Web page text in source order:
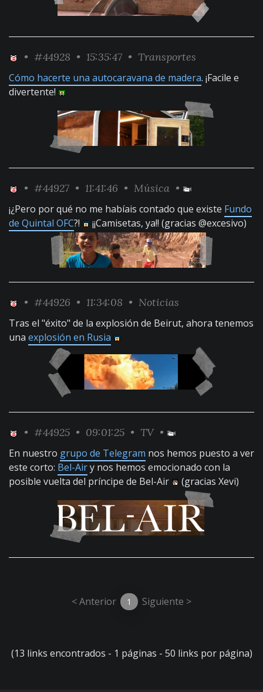
• #44928 • 15:35:47 • Transportes
Cómo hacerte una autocaravana de madera. ¡Facile e
divertente!
• #44927 • 11:41:46 • Música •
¡¿Pero por qué no me habíais contado que existe Fundo
de Quintal OFC?! ¡¡Camisetas, ya!! (gracias @excesivo)
• #44926 • 11:34:08 • Noticias
Tras el "éxito" de la explosión de Beirut, ahora tenemos
una explosión en Rusia
• #44925 • 09:01:25 • TV•
En nuestro grupo de Telegram nos hemos puesto a ver
este corto: Bel-Airy nos hemos emocionado con la
posible vuelta del príncipe de Bel-Air
(gracias Xevi)
< Anterior 1 Siguiente >
(13 links encontrados - 1 páginas - 50 links por página)